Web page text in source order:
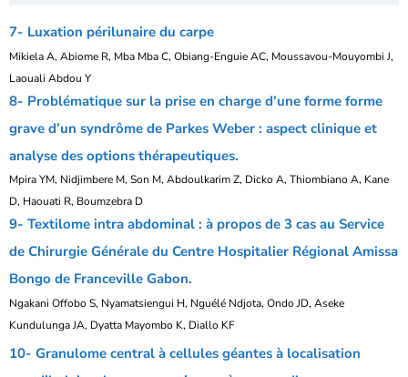
7- Luxation périlunaire du carpe
Mikiela A, Abiome R, Mba Mba C, Obiang-Enguie AC, Moussavou-Mouyombi J,
Laouali Abdou Y
8- Problématique sur la prise en charge d’une forme forme
grave d’un syndrôme de Parkes Weber : aspect clinique et
analyse des options thérapeutiques.
Mpira YM, Nidjimbere M, Son M, Abdoulkarim Z, Dicko A, Thiombiano A, Kane
D, Haouati R, Boumzebra D
9- Textilome intra abdominal : à propos de 3 cas au Service
de Chirurgie Générale du Centre Hospitalier Régional Amissa
Bongo de Franceville Gabon.
Ngakani Offobo S, Nyamatsiengui H, Nguélé Ndjota, Ondo JD, Aseke
Kundulunga JA, Dyatta Mayombo K, Diallo KF
10- Granulome central à cellules géantes à localisation